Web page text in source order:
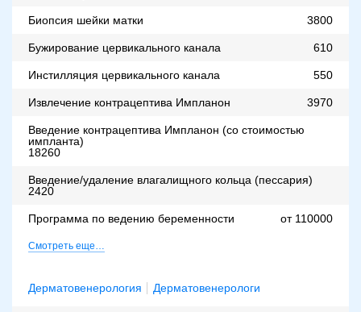
Биопсия шейки матки 3800
Бужирование цервикального канала 610
Инстилляция цервикального канала 550
Извлечение контрацептива Импланон 3970
Введение контрацептива Импланон (со стоимостью
импланта)
18260
Введение/удаление влагалищного кольца (пессария)
2420
Программа по ведению беременности от 110000
Смотреть еще…
Дерматовенерология Дерматовенерологи